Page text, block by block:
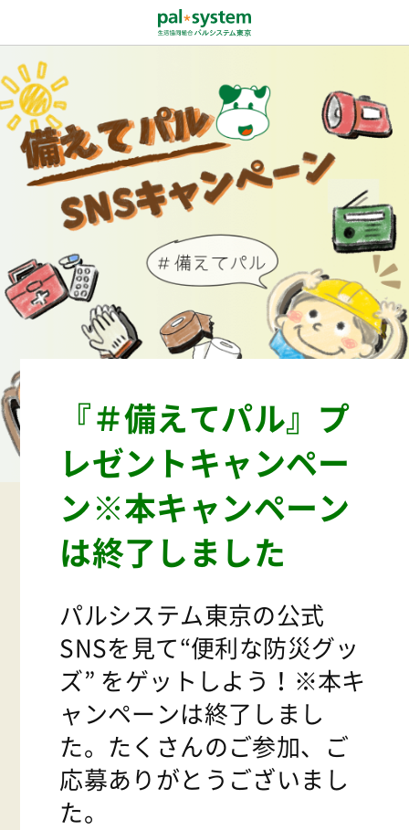
『＃備えてパル』プ
レゼントキャンペー
ン※本キャンペーン
は終了しました
パルシステム東京の公式
SNSを見て“便利な防災グッ
ズ” をゲットしよう！※本キ
ャンペーンは終了しまし
た。たくさんのご参加、ご
応募ありがとうございまし
た。